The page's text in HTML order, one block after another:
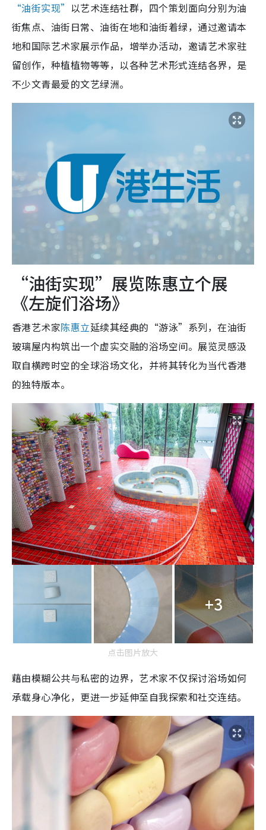
“油街实现” 以艺术连结社群，四个策划面向分别为油
街焦点、油街日常、油街在地和油街着绿，通过邀请本
地和国际艺术家展示作品，增举办活动，邀请艺术家驻
留创作，种植植物等等，以各种艺术形式连结各界，是
不少文青最爱的文艺绿洲。
“油街实现”展览陈惠立个展
《左旋们浴场》
香港艺术家陈惠立延续其经典的“游泳”系列，在油街
玻璃屋内构筑出一个虚实交融的浴场空间。展览灵感汲
取自横跨时空的全球浴场文化，并将其转化为当代香港
的独特版本。
+3
点击图片放大
藉由模糊公共与私密的边界，艺术家不仅探讨浴场如何
承载身心净化，更进一步延伸至自我探索和社交连结。